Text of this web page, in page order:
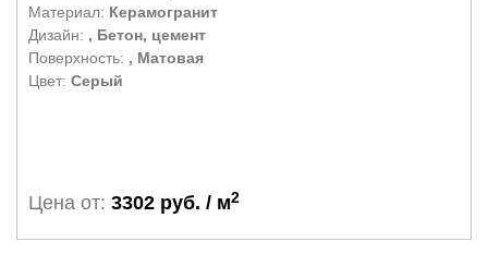
Материал: Керамогранит
Дизайн: , Бетон, цемент
Поверхность: , Матовая
Цвет: Серый
Цена от: 3302 руб. / м2